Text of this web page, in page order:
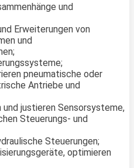
und
Erweiterungen von
und
pneumatische oder
Antriebe und
justieren Sensorsysteme,
Steuerungs- und
Steuerungen;
optimieren